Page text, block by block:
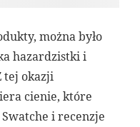
można było
hazardzistki i
tej okazji
cienie, które
i recenzje